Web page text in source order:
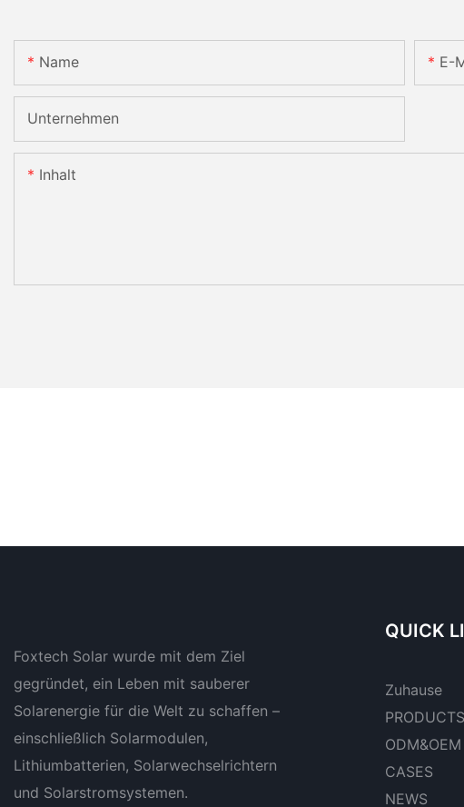
Name E-
Unternehmen
Inhalt
Foxtech Solar wurde mit dem Ziel
gegründet, ein Leben mit sauberer
Solarenergie für die Welt zu schaffen –
einschließlich Solarmodulen,
Lithiumbatterien, Solarwechselrichtern
und Solarstromsystemen.
QUICK
Zuhause
PRODUCTS
CASES
NEWS